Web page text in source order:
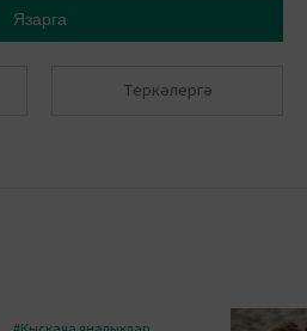
Язарга
Теркәлергә